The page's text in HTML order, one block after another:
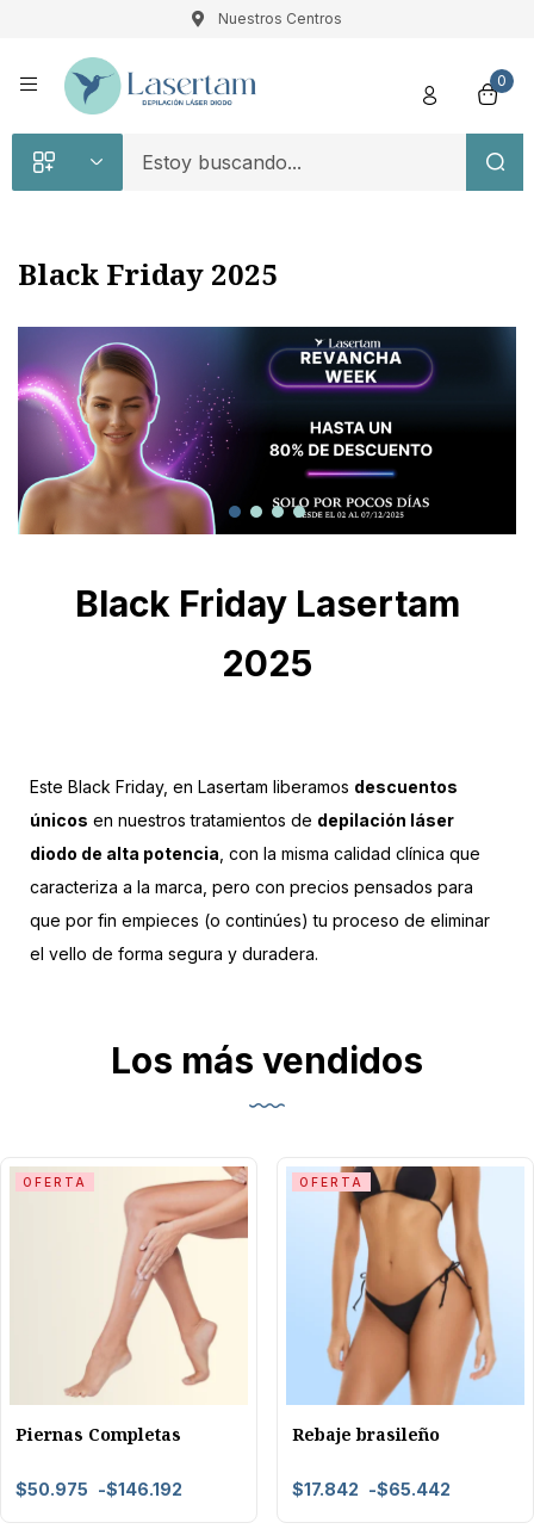
Nuestros Centros
0
Black Friday 2025
Black Friday Lasertam
2025
Este Black Friday, en Lasertam liberamos descuentos
únicos en nuestros tratamientos de depilación láser
diodo de alta potencia , con la misma calidad clínica que
caracteriza a la marca, pero con precios pensados para
que por fin empieces (o continúes) tu proceso de eliminar
el vello de forma segura y duradera.
Los más vendidos
OFERTA
Piernas Completas
$50.975 -$146.192
OFERTA
Rebaje brasileño
$17.842 -$65.442
Registro
Acceso
¿Crear una cuenta?